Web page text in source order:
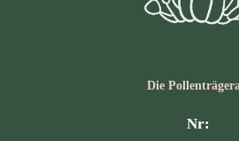
Die
Nr: